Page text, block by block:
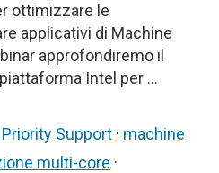
ottimizzare le
applicativi di Machine
approfondiremo il
Intel per …
Support· machine
multi-core ·